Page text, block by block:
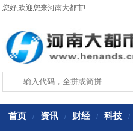
您好,欢迎您来河南大都市!
首页 / 资讯 / 财经 / 科技 /